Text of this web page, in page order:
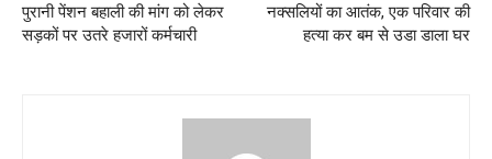
पुरानी पेंशन बहाली की मांग को लेकर
सड़कों पर उतरे हजारों कर्मचारी
नक्सलियों का आतंक, एक परिवार की
हत्या कर बम से उडा डाला घर